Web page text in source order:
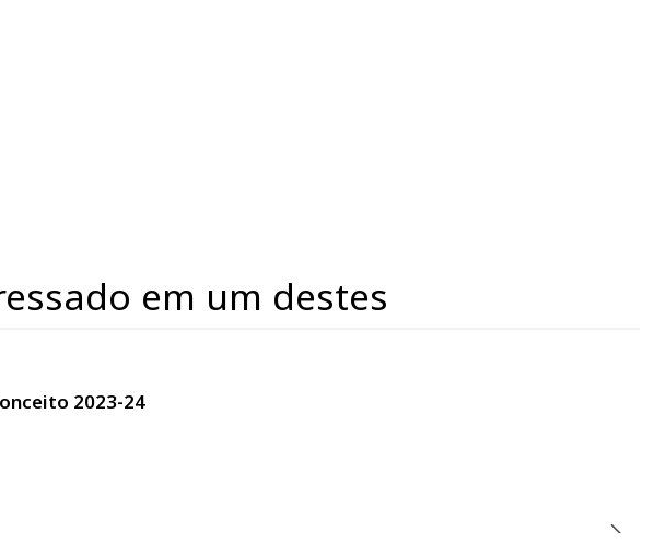
em um destes
2023-24